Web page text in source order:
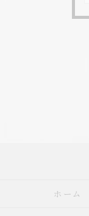
ホーム